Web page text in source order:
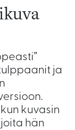
ja
kuvasin
hän